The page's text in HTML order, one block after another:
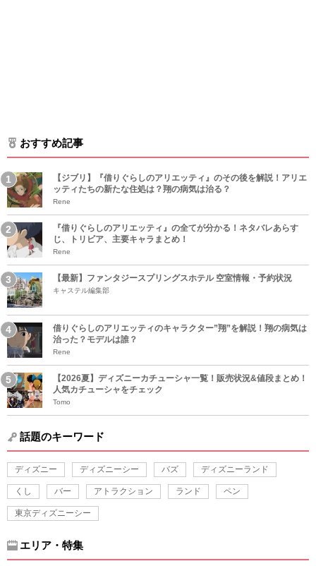
おすすめ記事
【ジブリ】『借りぐらしのアリエッティ』のその後を解説！アリエ
ッティたちの新たな住処は？翔の病気は治る？
Rene
『借りぐらしのアリエッティ』の全てが分かる！ネタバレあらす
じ、トリビア、主要キャラまとめ！
Rene
【最新】ファンタジースプリングスホテル 空室情報・予約状況
キャステル編集部
借りぐらしのアリエッティのキャラクター”翔”を解説！翔の病気は
治った？モデルは誰？
Rene
【2026夏】ディズニーカチューシャ一覧！販売状況&値段まとめ！
人気カチューシャをチェック
Tomo
話題のキーワード
ディズニー ディズニーシー バズ ディズニーランド
くし バー アトラクション ランド ペン
東京ディズニーシー
エリア・特集